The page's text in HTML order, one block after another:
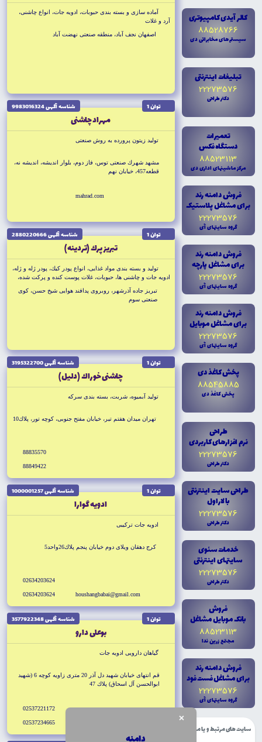
×
کالر آيدى کامپيوترى
88528766
سيستم هاى مخابراتى دى
تبليغات اينترنتى
22273576
دکتر طراحى
تعميرات
دستگاه فکس
88523113
مرکز ماشينهاى ادارى دى
فروش دامنه رند
براى مشاغل پلاستيک
22273576
گروه سايتهاى آى
فروش دامنه رند
براى مشاغل پارچه
22273576
گروه سايتهاى آى
فروش دامنه رند
براى مشاغل موبايل
22273576
گروه سايتهاى آى
پخش کاغذ دى
88545885
پخش کاغذ دى
طراحى
نرم افزارهاى کاربردى
22273576
دکتر طراحى
طراحى سايت اينترنتى
با لاراول
22273576
دکتر طراحى
خدمات سئوى
سايتهاى اينترنتى
22273576
دکتر طراحى
فروش
بانک موبايل مشاغل
88523113
مجتمع زرين ندا
فروش دامنه رند
براى مشاغل فست فود
22273576
گروه سايتهاى آى
سایت های مرتبط و یا مشابه
آماده سازى و بسته بندى حبوبات، ادويه جات، انواع چاشنى،
آرد و غلات
اصفهان نجف آباد، منطقه صنعتى نهضت آباد
توان 1 شناسه آگهى 9983016324
مهراد چاشنى
توليد زيتون پرورده به روش صنعتى
مشهد شهرك صنعتى توس، فاز دوم، بلوار انديشه، انديشه نه،
قطعه457، خيابان نهم
mahrad.com
توان 1 شناسه آگهى 2880220666
تبريز پرك (تردينه)
توليد و بسته بندى مواد غذايى، انواع پودر كيك، پودر ژله و ژله،
ادويه جات و چاشنى ها، حبوبات، غلات پوست كنده و پركت شده،
ميوه جات خشك، بادام زمينى، كتلت آماده، فلافل و...
تبريز جاده آذرشهر، روبروى پدافند هوايى شيخ حسن، كوى
صنعتى سوم
توان 1 شناسه آگهى 3195322700
چاشنى خوراك (دليل)
توليد آبميوه، شربت، بسته بندى سركه
تهران ميدان هفتم تير، خيابان مفتح جنوبى، كوچه تور، پلاك10
88835570
88849422
توان 1 شناسه آگهى 1000001257
ادويه گوارا
ادويه جات تركيبى
كرج دهقان ويلاى دوم خيابان پنجم پلاك26واحد5
houshangbabai@gmail.com
02634203624
02634203624
توان 1 شناسه آگهى 3577922348
بوعلى دارو
گياهان دارويى ادويه جات
قم انتهاى خيابان شهيد دل آذر 20 مترى زاويه كوچه 6 (شهيد
ابوالحسن آل اسحاق) پلاك 47
02537221172
02537234665